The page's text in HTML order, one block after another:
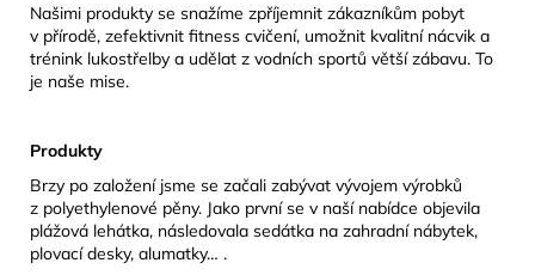
Našimi produkty se snažíme zpříjemnit zákazníkům pobyt
v přírodě, zefektivnit fitness cvičení, umožnit kvalitní nácvik a
trénink lukostřelby a udělat z vodních sportů větší zábavu. To
je naše mise.
Produkty
Brzy po založení jsme se začali zabývat vývojem výrobků
z polyethylenové pěny. Jako první se v naší nabídce objevila
plážová lehátka, následovala sedátka na zahradní nábytek,
plovací desky, alumatky… .